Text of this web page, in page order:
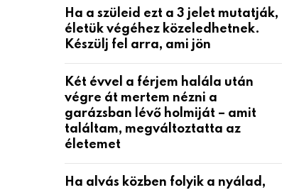
Ha a szüleid ezt a 3 jelet mutatják,
életük végéhez közeledhetnek.
Készülj fel arra, ami jön
Két évvel a férjem halála után
végre át mertem nézni a
garázsban lévő holmiját – amit
találtam, megváltoztatta az
életemet
Ha alvás közben folyik a nyálad,